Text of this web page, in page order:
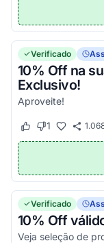
Verificado
10% Off na
Exclusivo!
Aproveite!
Este cupom
Este cupom
1
Verificado
10% Off
Veja seleção de